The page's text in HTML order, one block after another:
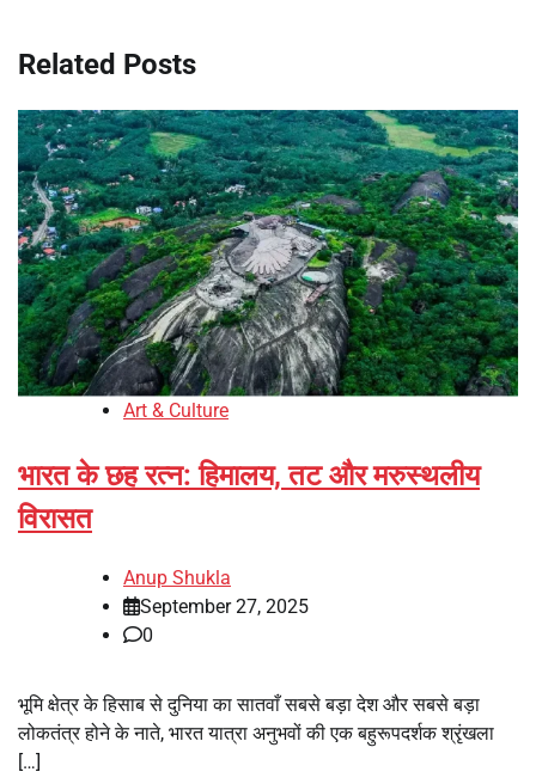
Related Posts
Art & Culture
भारत के छह रत्न: हिमालय, तट और मरुस्थलीय
विरासत
Anup Shukla
September 27, 2025
0
भूमि क्षेत्र के हिसाब से दुनिया का सातवाँ सबसे बड़ा देश और सबसे बड़ा
लोकतंत्र होने के नाते, भारत यात्रा अनुभवों की एक बहुरूपदर्शक श्रृंखला
[…]